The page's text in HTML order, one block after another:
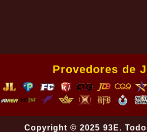
Provedores de
Copyright © 2025 93E.